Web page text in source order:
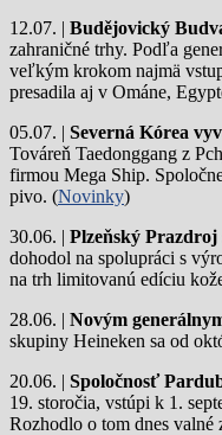
12.07. | Budějovický
zahraničné trhy. Podľa
veľkým krokom najmä
presadila aj v Ománe,
05.07. | Severná Kórea
Továreň Taedonggang z
firmou Mega Ship.
pivo. (Novinky)
30.06. | Plzeňský Prazdroj
dohodol na spolupráci s
na trh limitovanú edíciu
28.06. | Novým
skupiny Heineken sa od
20.06. | Spoločnosť
19. storočia, vstúpi k 1.
Rozhodlo o tom dnes valné